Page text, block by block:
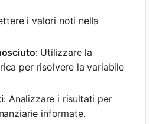
i valori noti nella
: Utilizzare la
per risolvere la variabile
: Analizzare i risultati per
informate.